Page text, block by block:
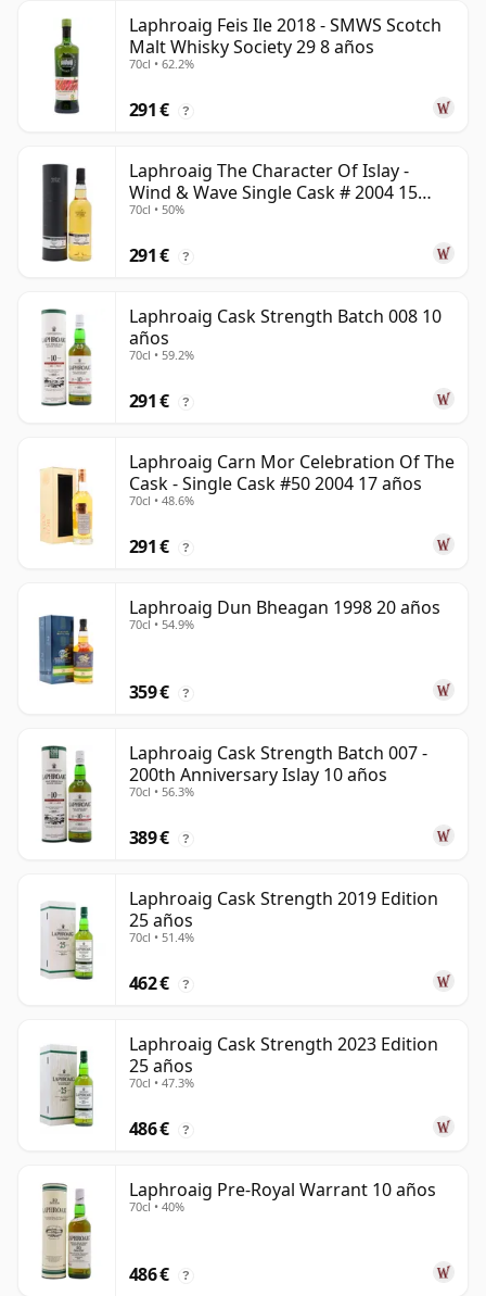
Laphroaig Feis Ile 2018 - SMWS Scotch
Malt Whisky Society 29 8 años
70cl • 62.2%
291 € ?
Laphroaig The Character Of Islay -
Wind & Wave Single Cask # 2004 15
años
70cl • 50%
291 € ?
Laphroaig Cask Strength Batch 008 10
años
70cl • 59.2%
291 € ?
Laphroaig Carn Mor Celebration Of The
Cask - Single Cask #50 2004 17 años
70cl • 48.6%
291 € ?
Laphroaig Dun Bheagan 1998 20 años
70cl • 54.9%
359 € ?
Laphroaig Cask Strength Batch 007 -
200th Anniversary Islay 10 años
70cl • 56.3%
389 € ?
Laphroaig Cask Strength 2019 Edition
25 años
70cl • 51.4%
462 € ?
Laphroaig Cask Strength 2023 Edition
25 años
70cl • 47.3%
486 € ?
Laphroaig Pre-Royal Warrant 10 años
70cl • 40%
486 € ?